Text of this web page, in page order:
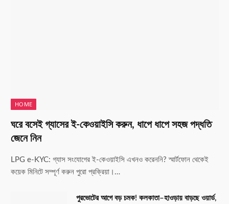
HOME
ঘরে বসেই গ্যাসের ই-কেওয়াইসি করুন, ধাপে ধাপে সহজ পদ্ধতি
জেনে নিন
LPG e-KYC: গ্যাস সংযোগের ই-কেওয়াইসি এখনও করেননি? স্মার্টফোন থেকেই
কয়েক মিনিটে সম্পূর্ণ করুন পুরো প্রক্রিয়া।…
পুরভোটের আগে বড় চমক! কলকাতা–হাওড়ায় বাড়ছে ওয়ার্ড,